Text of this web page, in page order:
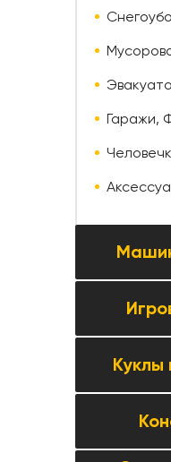
Гаражи,
Все
Все
Фигурки
Фигурки
Куклы
Все
Куклы